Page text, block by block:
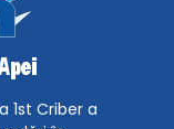
1st Criber a